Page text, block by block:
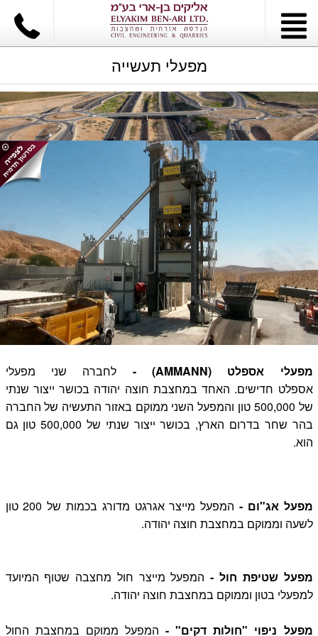
מפעלי תעשייה
מפעלי אספלט (AMMANN) -
לחברה שני מפעלי
אספלט חדישים. האחד במחצבת חוצה יהודה בכושר ייצור שנתי
של 500,000 טון והמפעל השני ממוקם באזור התעשיה של החברה
בהר שחר בדרום הארץ, בכושר ייצור שנתי של 500,000 טון גם
הוא.
מפעל אג"ום -
המפעל מייצר אגרגט מדורג בכמות של 200 טון
לשעה וממוקם במחצבת חוצה יהודה.
מפעל שטיפת חול -המפעל מייצר חול מחצבה שטוף המיועד
למפעלי בטון וממוקם במחצבת חוצה יהודה.
מפעל ניפוי "חולות דקים" - המפעל ממוקם במחצבת החול